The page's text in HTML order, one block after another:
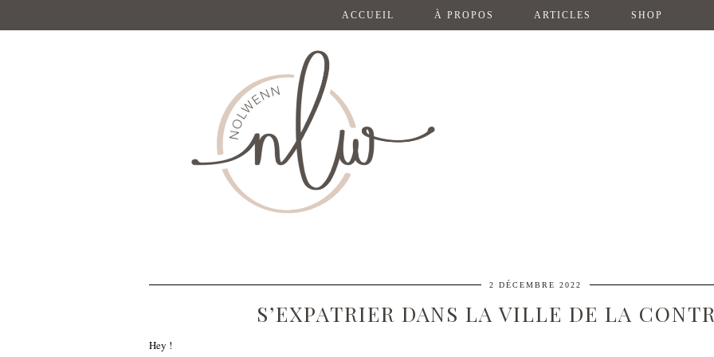
ACCUEIL À PROPOS ARTICLES SHOP
2 DÉCEMBRE 2022
S’EXPATRIER DANS LA VILLE DE LA
Hey !